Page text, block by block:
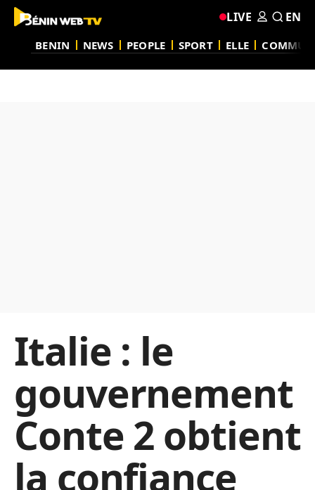
BENIN NEWS PEOPLE SPORT ELLE
LIVE EN
Italie : le
gouvernement
Conte 2 obtient
la confiance